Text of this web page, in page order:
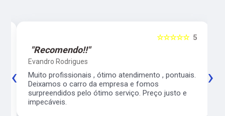
5
☆☆☆☆☆
"Recomendo!!"
Evandro Rodrigues
Muito profissionais , ótimo atendimento , pontuais.
Deixamos o carro da empresa e fomos
surpreendidos pelo ótimo serviço. Preço justo e
impecáveis.
‹ ›